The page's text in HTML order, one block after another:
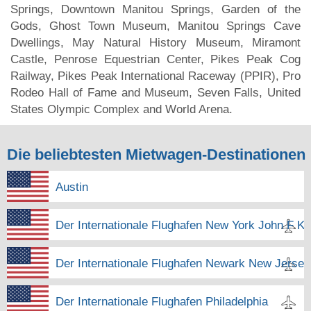
Springs, Downtown Manitou Springs, Garden of the
Gods, Ghost Town Museum, Manitou Springs Cave
Dwellings, May Natural History Museum, Miramont
Castle, Penrose Equestrian Center, Pikes Peak Cog
Railway, Pikes Peak International Raceway (PPIR), Pro
Rodeo Hall of Fame and Museum, Seven Falls, United
States Olympic Complex and World Arena.
Die beliebtesten Mietwagen-Destinationen
Austin
Der Internationale Flughafen New York John F
Der Internationale Flughafen Newark New Jersey
Der Internationale Flughafen Philadelphia